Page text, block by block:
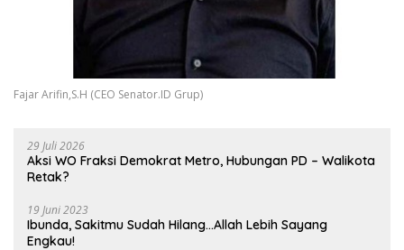
Fajar Arifin,S.H (CEO Senator.ID Grup)
29 Juli 2026
Aksi WO Fraksi Demokrat Metro, Hubungan PD – Walikota
Retak?
19 Juni 2023
Ibunda, Sakitmu Sudah Hilang…Allah Lebih Sayang
Engkau!